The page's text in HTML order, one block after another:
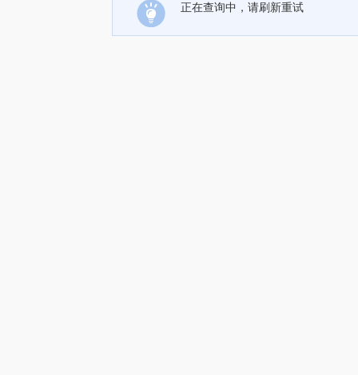
正在查询中，请刷新重试